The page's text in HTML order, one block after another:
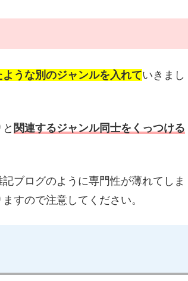
うな別のジャンルを入れていきまし
関連するジャンル同士をくっつける
ブログのように専門性が薄れてしま
すので注意してください。